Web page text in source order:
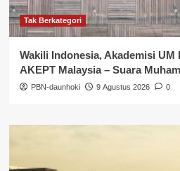
Tak Berkategori
Wakili Indonesia, Akademisi
AKEPT Malaysia – Suara
PBN-daunhoki 9 Agustus 2026 0